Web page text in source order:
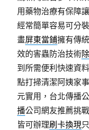
用藥物治療有保障
經常簡單容易可分
畫屏東當鋪擁有傳
效的害蟲防治技術
到所需便利快速資料
點打掃清潔阿姨家
元實用，台北傳播
播公司網友推薦挑
皆可辦理刷卡換現